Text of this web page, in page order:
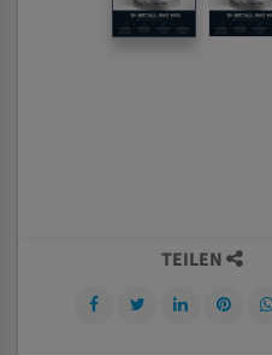
TEILEN